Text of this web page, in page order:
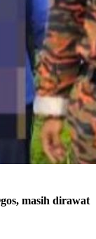
masih dirawat